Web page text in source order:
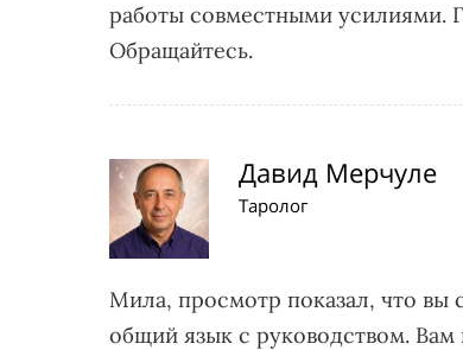
работы совместными усилиями.
Обращайтесь.
Давид Мерчуле
Таролог
Мила, просмотр показал, что вы
общий язык с руководством. Вам